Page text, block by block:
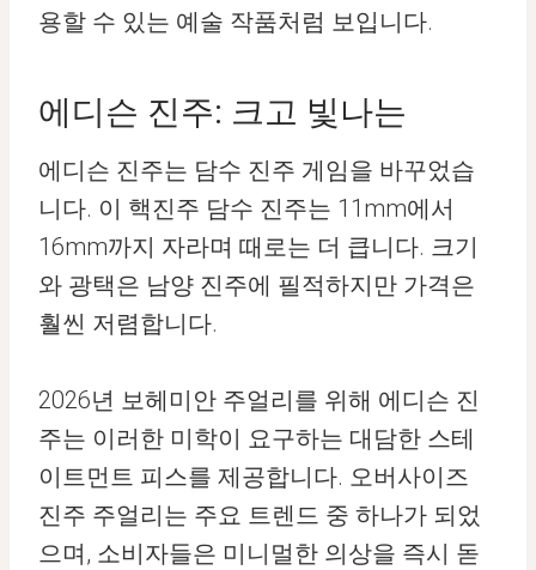
용할 수 있는 예술 작품처럼 보입니다.
에디슨 진주: 크고 빛나는
에디슨 진주는 담수 진주 게임을 바꾸었습
니다. 이 핵진주 담수 진주는 11mm에서
16mm까지 자라며 때로는 더 큽니다. 크기
와 광택은 남양 진주에 필적하지만 가격은
훨씬 저렴합니다.
2026년 보헤미안 주얼리를 위해 에디슨 진
주는 이러한 미학이 요구하는 대담한 스테
이트먼트 피스를 제공합니다. 오버사이즈
진주 주얼리는 주요 트렌드 중 하나가 되었
으며, 소비자들은 미니멀한 의상을 즉시 돋